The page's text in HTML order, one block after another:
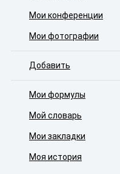
Мои конференции
Мои фотографии
Добавить
Мои формулы
Мой словарь
Мои закладки
Моя история